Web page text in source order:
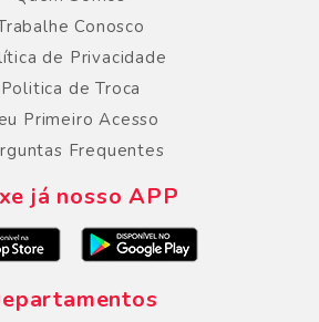
Conosco
de Privacidade
Politica de Troca
Primeiro Acesso
Frequentes
já nosso APP